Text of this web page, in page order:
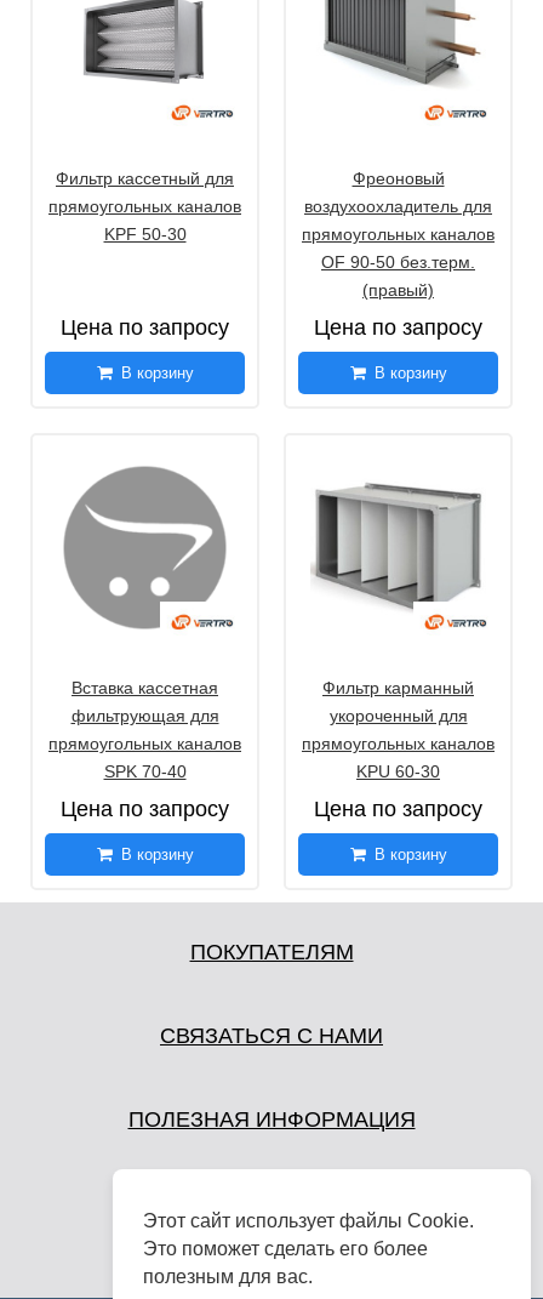
Фильтр кассетный для
прямоугольных каналов
KPF 50-30
Цена по запросу
В корзину
Фреоновый
воздухоохладитель для
прямоугольных каналов
OF 90-50 без.терм.
(правый)
Цена по запросу
В корзину
Вставка кассетная
фильтрующая для
прямоугольных каналов
SPK 70-40
Цена по запросу
В корзину
Фильтр карманный
укороченный для
прямоугольных каналов
KPU 60-30
Цена по запросу
В корзину
ПОКУПАТЕЛЯМ
СВЯЗАТЬСЯ С НАМИ
ПОЛЕЗНАЯ ИНФОРМАЦИЯ
Этот сайт использует файлы Cookie.
Это поможет сделать его более
полезным для вас.